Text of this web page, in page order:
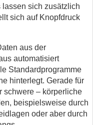
sich zusätzlich
sich auf Knopfdruck
aus der
automatisiert
Standardprogramme
hinterlegt. Gerade für
schwere – körperliche
beispielsweise durch
oder aber durch